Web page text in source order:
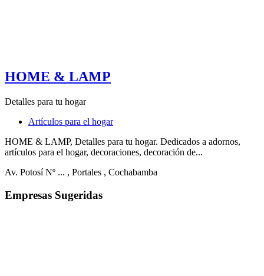
HOME & LAMP
Detalles para tu hogar
Artículos para el hogar
HOME & LAMP, Detalles para tu hogar. Dedicados a adornos,
artículos para el hogar, decoraciones, decoración de...
Av. Potosí Nº ... , Portales , Cochabamba
Empresas Sugeridas